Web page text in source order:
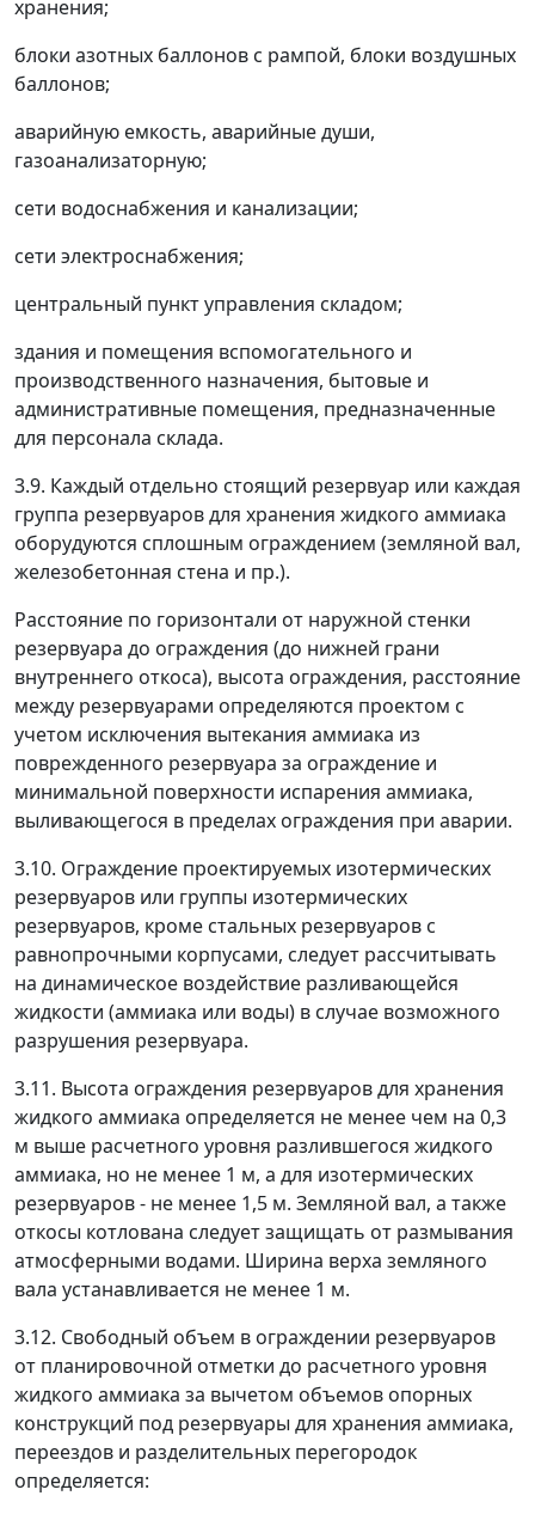
хранения;
блоки азотных баллонов с рампой, блоки воздушных
баллонов;
аварийную емкость, аварийные души,
газоанализаторную;
сети водоснабжения и канализации;
сети электроснабжения;
центральный пункт управления складом;
здания и помещения вспомогательного и
производственного назначения, бытовые и
административные помещения, предназначенные
для персонала склада.
3.9. Каждый отдельно стоящий резервуар или каждая
группа резервуаров для хранения жидкого аммиака
оборудуются сплошным ограждением (земляной вал,
железобетонная стена и пр.).
Расстояние по горизонтали от наружной стенки
резервуара до ограждения (до нижней грани
внутреннего откоса), высота ограждения, расстояние
между резервуарами определяются проектом с
учетом исключения вытекания аммиака из
поврежденного резервуара за ограждение и
минимальной поверхности испарения аммиака,
выливающегося в пределах ограждения при аварии.
3.10. Ограждение проектируемых изотермических
резервуаров или группы изотермических
резервуаров, кроме стальных резервуаров с
равнопрочными корпусами, следует рассчитывать
на динамическое воздействие разливающейся
жидкости (аммиака или воды) в случае возможного
разрушения резервуара.
3.11. Высота ограждения резервуаров для хранения
жидкого аммиака определяется не менее чем на 0,3
м выше расчетного уровня разлившегося жидкого
аммиака, но не менее 1 м, а для изотермических
резервуаров - не менее 1,5 м. Земляной вал, а также
откосы котлована следует защищать от размывания
атмосферными водами. Ширина верха земляного
вала устанавливается не менее 1 м.
3.12. Свободный объем в ограждении резервуаров
от планировочной отметки до расчетного уровня
жидкого аммиака за вычетом объемов опорных
конструкций под резервуары для хранения аммиака,
переездов и разделительных перегородок
определяется: